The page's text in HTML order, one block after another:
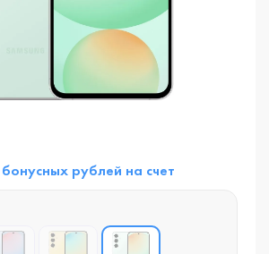
рублей на счет